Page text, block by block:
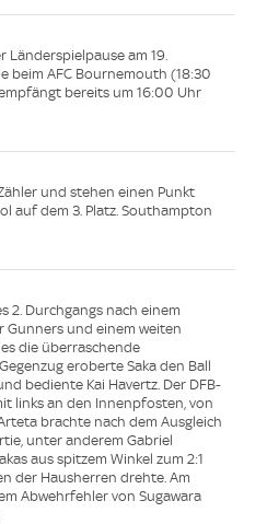
Länderspielpause am 19.
beim AFC Bournemouth (18:30
bereits um 16:00 Uhr
und stehen einen Punkt
auf dem 3. Platz. Southampton
2. Durchgangs nach einem
Gunners und einem weiten
die überraschende
eroberte Saka den Ball
bediente Kai Havertz. Der DFB-
links an den Innenpfosten, von
brachte nach dem Ausgleich
unter anderem Gabriel
aus spitzem Winkel zum 2:1
der Hausherren drehte. Am
Abwehrfehler von Sugawara